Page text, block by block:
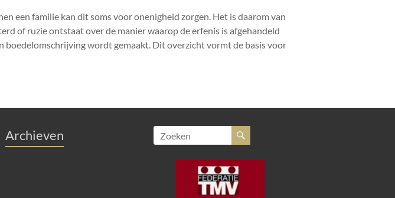
een familie kan dit soms voor onenigheid zorgen. Het is daarom van
of ruzie ontstaat over de manier waarop de erfenis is afgehandeld
boedelomschrijving wordt gemaakt. Dit overzicht vormt de basis voor
Archieven